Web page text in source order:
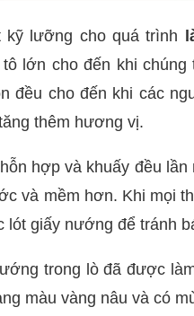
kỹ lưỡng cho quá trình
lớn cho đến khi
đều cho đến khi các
thêm hương vị.
hợp và khuấy đều
và mềm hơn. Khi mọi
lót giấy nướng để tránh
trong lò đã được
màu vàng nâu và có